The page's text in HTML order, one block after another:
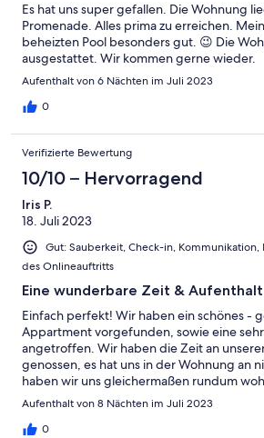
Es hat uns super gefallen. Die Wohnung
Promenade. Alles prima zu erreichen.
beheizten Pool besonders gut. 😉 Die
ausgestattet. Wir kommen gerne wieder.
Aufenthalt von 6 Nächten im Juli 2023
0
Verifizierte Bewertung
10/10 – Hervorragend
Iris P.
18. Juli 2023
Gut: Sauberkeit, Check-in, Kommunikation,
des Onlineauftritts
Eine wunderbare Zeit & Aufenthalt
Einfach perfekt! Wir haben ein schönes -
Appartment vorgefunden, sowie eine
angetroffen. Wir haben die Zeit an
genossen, es hat uns in der Wohnung an
haben wir uns gleichermaßen rundum
dafür. Ganz sicher, werden wir und gerne
Aufenthalt von 8 Nächten im Juli 2023
0